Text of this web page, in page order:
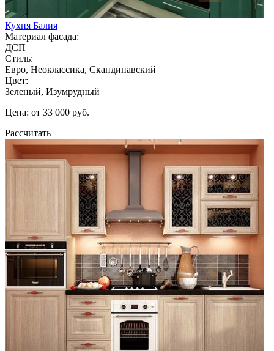
Кухня Балия
Материал фасада:
ДСП
Стиль:
Евро, Неоклассика, Скандинавский
Цвет:
Зеленый, Изумрудный
Цена: от 33 000 руб.
Рассчитать